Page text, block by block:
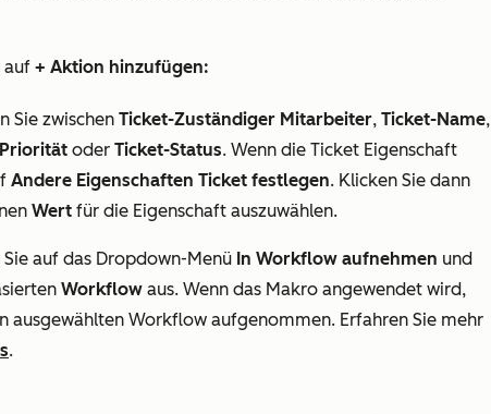
auf + Aktion hinzufügen:
Sie zwischen Ticket-Zuständiger Mitarbeiter, Ticket-Name,
Priorität oder Ticket-Status. Wenn die Ticket Eigenschaft
Andere Eigenschaften Ticket festlegen. Klicken Sie dann
Wert für die Eigenschaft auszuwählen.
Sie auf das Dropdown-Menü In Workflow aufnehmen und
Workflow aus. Wenn das Makro angewendet wird,
ausgewählten Workflow aufgenommen. Erfahren Sie mehr
.